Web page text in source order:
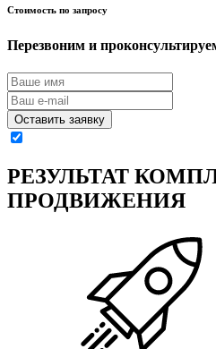
Стоимость по запросу
Перезвоним и
РЕЗУЛЬТАТ
ПРОДВИЖЕНИЯ